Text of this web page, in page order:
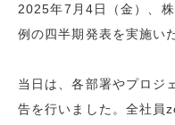
2025年7月4日（金）、
例の四半期発表を実施い
当日は、各部署やプロジ
告を行いました。全社員